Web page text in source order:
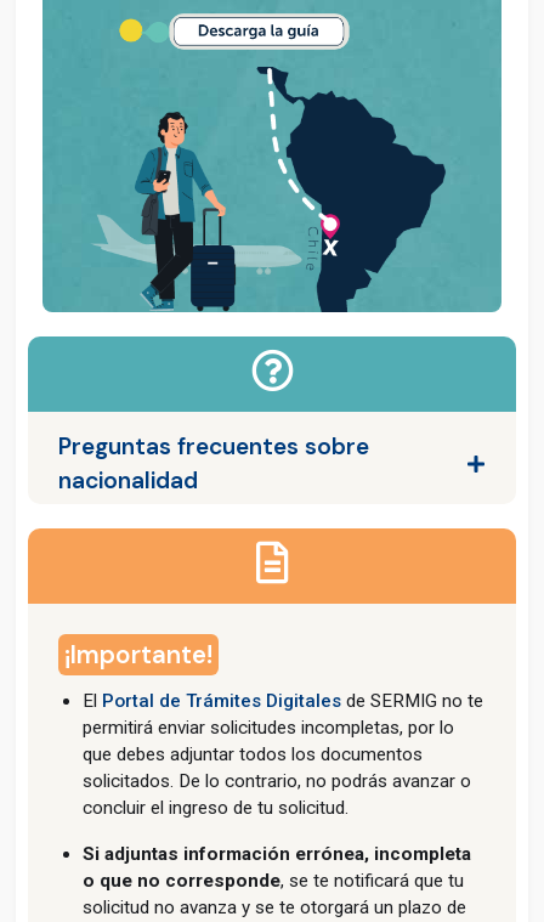
Preguntas frecuentes sobre
nacionalidad
¡Importante!
El Portal de Trámites Digitales de SERMIG no te
permitirá enviar solicitudes incompletas, por lo
que debes adjuntar todos los documentos
solicitados. De lo contrario, no podrás avanzar o
concluir el ingreso de tu solicitud.
Si adjuntas información errónea, incompleta
o que no corresponde, se te notificará que tu
solicitud no avanza y se te otorgará un plazo de